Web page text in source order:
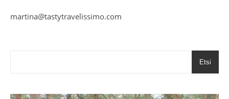
martina@tastytravelissimo.com
Etsi